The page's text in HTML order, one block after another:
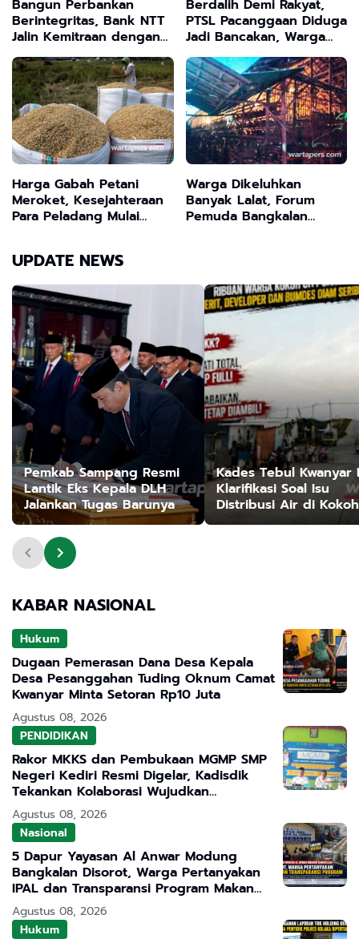
Bangun Perbankan
Berintegritas, Bank NTT
Jalin Kemitraan dengan
Kejati NTT
Berdalih Demi Rakyat,
PTSL Pacanggaan Diduga
Jadi Bancakan, Warga
Dusun Cangge Angkat
Bicara
Harga Gabah Petani
Meroket, Kesejahteraan
Para Peladang Mulai
Warga Dikeluhkan
Banyak Lalat, Forum
Pemuda Bangkalan
Izin
UPDATE NEWS
Pemkab Sampang Resmi
Lantik Eks Kepala DLH
Jalankan Tugas Barunya
Kades Tebul Kwanyar
Klarifikasi Soal Isu
Distribusi Air di Kokoh
City: Murni Kendala
KABAR NASIONAL
Hukum
Dugaan Pemerasan Dana Desa Kepala
Desa Pesanggahan Tuding Oknum Camat
Kwanyar Minta Setoran Rp10 Juta
Agustus 08, 2026
PENDIDIKAN
Rakor MKKS dan Pembukaan MGMP SMP
Negeri Kediri Resmi Digelar, Kadisdik
Tekankan Kolaborasi Wujudkan
Pendidikan Bermutu
Agustus 08, 2026
Nasional
5 Dapur Yayasan Al Anwar Modung
Bangkalan Disorot, Warga Pertanyakan
IPAL dan Transparansi Program Makan
Bergizi Gratis
Agustus 08, 2026
Hukum